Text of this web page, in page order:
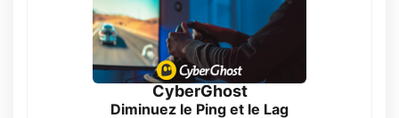
CyberGhost
Diminuez le Ping et le Lag